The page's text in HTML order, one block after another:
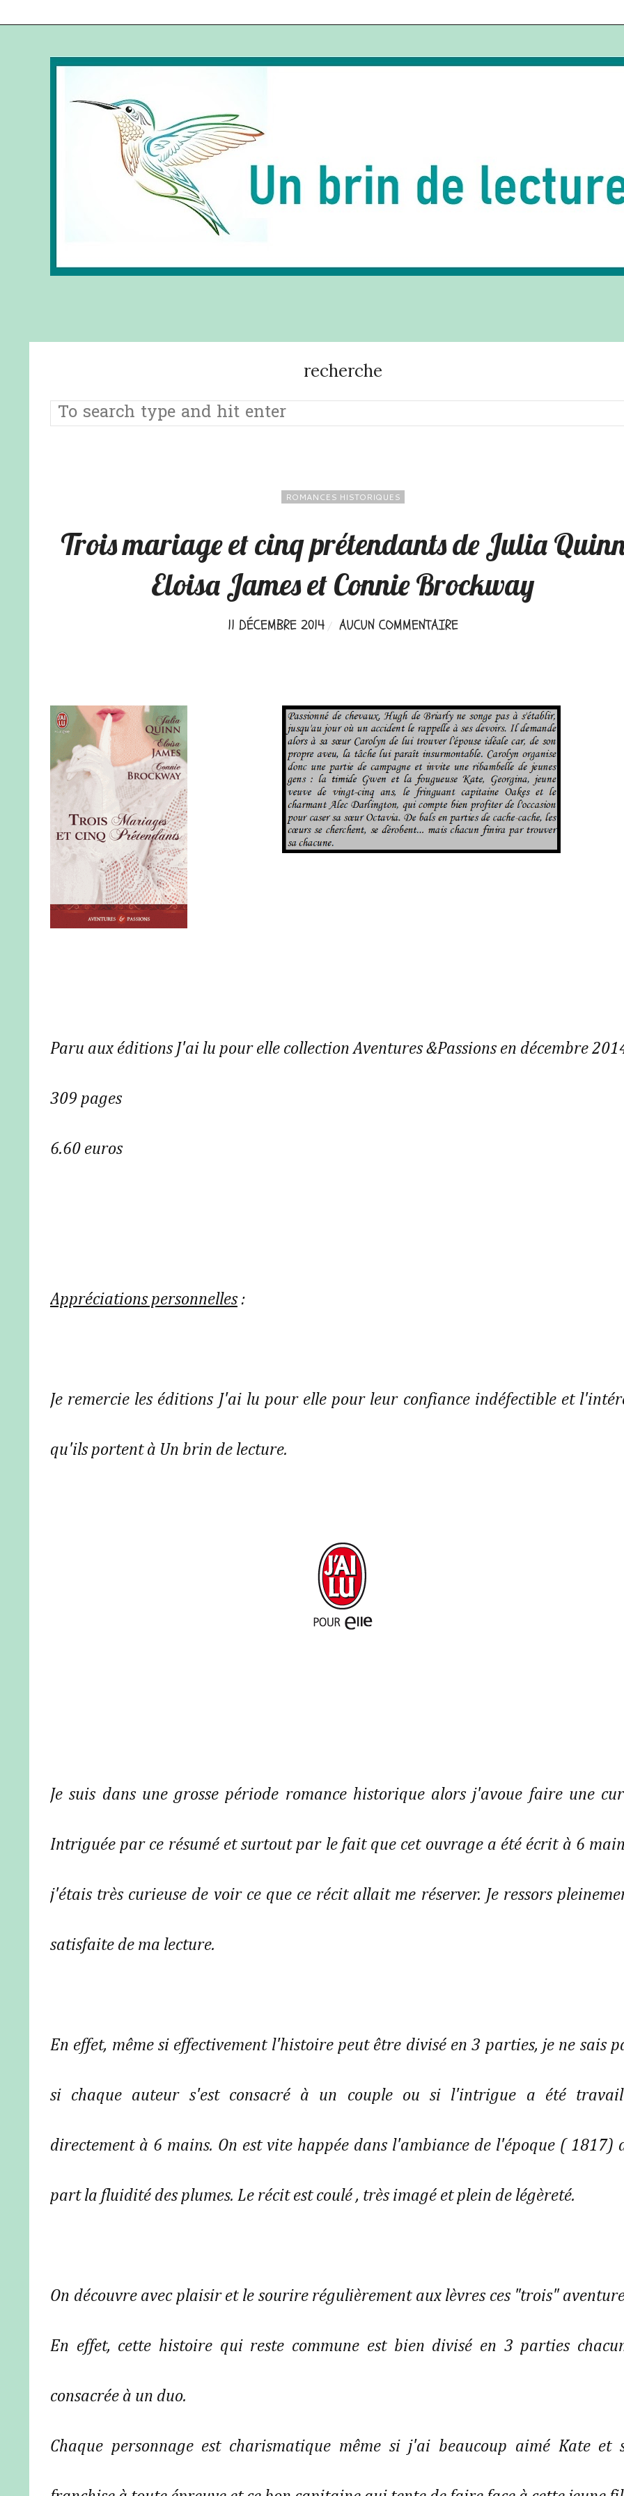
recherche
ROMANCES HISTORIQUES
Trois mariage et cinq prétendants de Julia
Eloisa James et Connie Brockway
11 DÉCEMBRE 2014 AUCUN COMMENTAIRE
Paru aux éditions J'ai lu pour elle collection Aventures &Passions en décembre
309 pages
6.60 euros
Appréciations personnelles :
Je remercie les éditions J'ai lu pour elle pour leur confiance indéfectible et
qu'ils portent à Un brin de lecture.
Je suis dans une grosse période romance historique alors j'avoue faire une
Intriguée par ce résumé et surtout par le fait que cet ouvrage a été écrit à 6
j'étais très curieuse de voir ce que ce récit allait me réserver. Je ressors
satisfaite de ma lecture.
En effet, même si effectivement l'histoire peut être divisé en 3 parties, je ne sais
si chaque auteur s'est consacré à un couple ou si l'intrigue a été
directement à 6 mains. On est vite happée dans l'ambiance de l'époque ( 1817)
part la fluidité des plumes. Le récit est coulé , très imagé et plein de légèreté.
On découvre avec plaisir et le sourire régulièrement aux lèvres ces "trois"
En effet, cette histoire qui reste commune est bien divisé en 3 parties
consacrée à un duo.
Chaque personnage est charismatique même si j'ai beaucoup aimé Kate et